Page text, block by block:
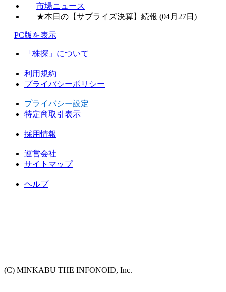
市場ニュース
★本日の【サプライズ決算】続報 (04月27日)
PC版を表示
「株探」について
|
利用規約
プライバシーポリシー
|
プライバシー設定
特定商取引表示
|
採用情報
|
運営会社
サイトマップ
|
ヘルプ
(C) MINKABU THE INFONOID, Inc.